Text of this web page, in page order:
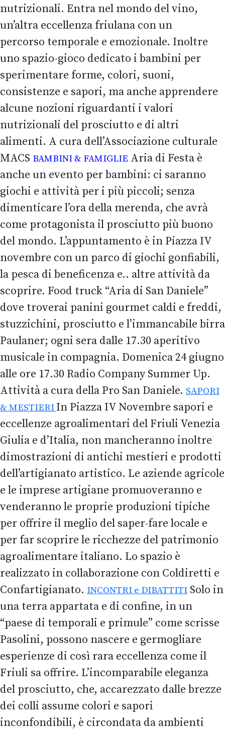
nutrizionali. Entra nel mondo del vino,
un’altra eccellenza friulana con un
percorso temporale e emozionale. Inoltre
uno spazio-gioco dedicato i bambini per
sperimentare forme, colori, suoni,
consistenze e sapori, ma anche apprendere
alcune nozioni riguardanti i valori
nutrizionali del prosciutto e di altri
alimenti. A cura dell’Associazione culturale
MACS BAMBINI & FAMIGLIE Aria di Festa è
anche un evento per bambini: ci saranno
giochi e attività per i più piccoli; senza
dimenticare l’ora della merenda, che avrà
come protagonista il prosciutto più buono
del mondo. L’appuntamento è in Piazza IV
novembre con un parco di giochi gonfiabili,
la pesca di beneficenza e.. altre attività da
scoprire. Food truck “Aria di San Daniele”
dove troverai panini gourmet caldi e freddi,
stuzzichini, prosciutto e l’immancabile birra
Paulaner; ogni sera dalle 17.30 aperitivo
musicale in compagnia. Domenica 24 giugno
alle ore 17.30 Radio Company Summer Up.
Attività a cura della Pro San Daniele. SAPORI
& MESTIERI In Piazza IV Novembre sapori e
eccellenze agroalimentari del Friuli Venezia
Giulia e d’Italia, non mancheranno inoltre
dimostrazioni di antichi mestieri e prodotti
dell’artigianato artistico. Le aziende agricole
e le imprese artigiane promuoveranno e
venderanno le proprie produzioni tipiche
per offrire il meglio del saper-fare locale e
per far scoprire le ricchezze del patrimonio
agroalimentare italiano. Lo spazio è
realizzato in collaborazione con Coldiretti e
Confartigianato. INCONTRI e DIBATTITI Solo in
una terra appartata e di confine, in un
“paese di temporali e primule” come scrisse
Pasolini, possono nascere e germogliare
esperienze di così rara eccellenza come il
Friuli sa offrire. L’incomparabile eleganza
del prosciutto, che, accarezzato dalle brezze
dei colli assume colori e sapori
inconfondibili, è circondata da ambienti